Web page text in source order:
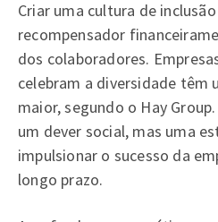
Criar uma cultura de
recompensador
dos colaboradores.
celebram a diversidade têm
maior, segundo o Hay
um dever social, mas uma
impulsionar o sucesso da
longo prazo.